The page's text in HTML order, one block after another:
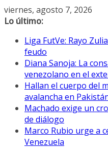
Saltar
al
viernes, agosto 7, 2026
Lo último:
Liga FutVe: Rayo
feudo
Diana Sanoja: La
venezolano en el
Hallan el cuerpo del
avalancha en
Machado exige un
de diálogo
Marco Rubio urge a
Venezuela